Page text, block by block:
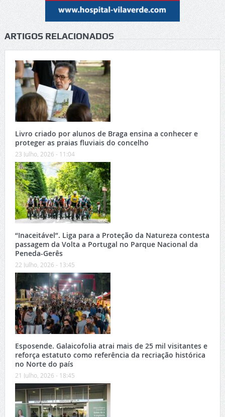
ARTIGOS RELACIONADOS
Livro criado por alunos de Braga ensina a conhecer e
proteger as praias fluviais do concelho
23 Julho, 2026 - 11:04
“Inaceitável”. Liga para a Proteção da Natureza contesta
passagem da Volta a Portugal no Parque Nacional da
Peneda-Gerês
22 Julho, 2026 - 13:45
Esposende. Galaicofolia atrai mais de 25 mil visitantes e
reforça estatuto como referência da recriação histórica
no Norte do país
21 Julho, 2026 - 18:45